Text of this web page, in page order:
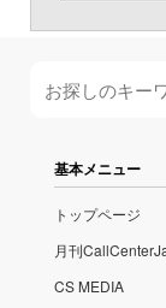
基本メニュー
トップページ
月刊
CS MEDIA